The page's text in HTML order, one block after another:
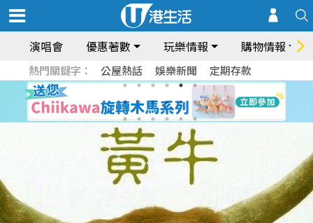
演唱會 優惠著數 玩樂情報 購物情報
熱門關鍵字： 公屋熱話 娛樂新聞 定期存款